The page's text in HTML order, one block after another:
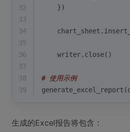
32
    })
33
34
35
36
    writer.close()
37
38
# 使用示例
39
生成的Excel报告将包含：